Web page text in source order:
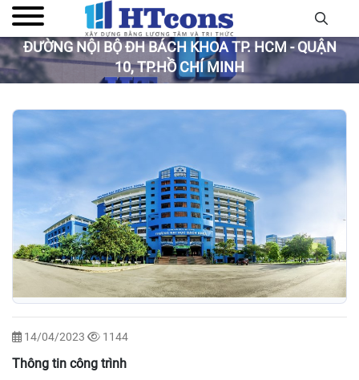
ĐƯỜNG NỘI BỘ ĐH BÁCH KHOA TP. HCM - QUẬN
10, TP.HỒ CHÍ MINH
14/04/2023 1144
Thông tin công trình